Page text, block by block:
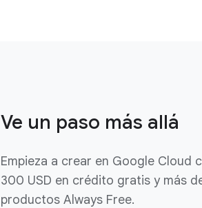
Ve un paso más allá
Empieza a crear en Google Cloud
300 USD en crédito gratis y más
productos Always Free.